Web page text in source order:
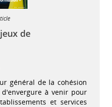
de
général de la cohésion
à venir pour
et services